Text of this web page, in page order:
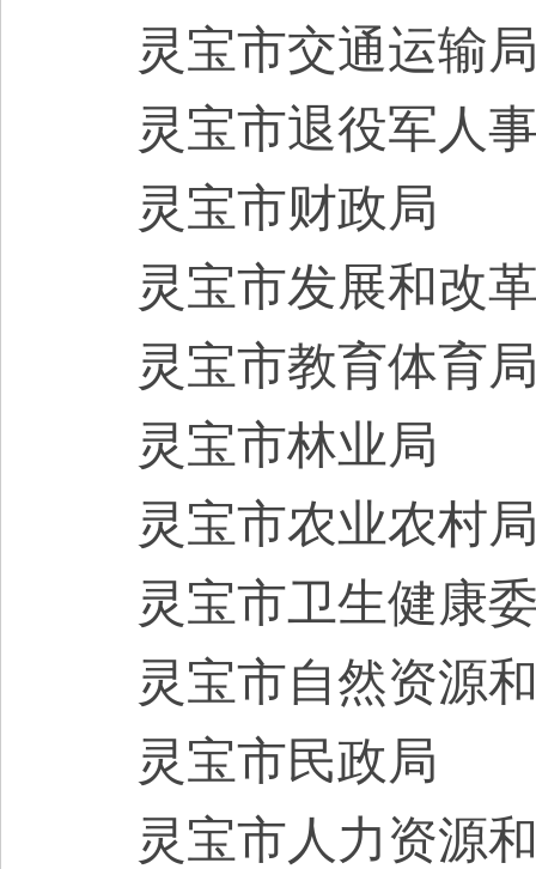
灵宝市交通运输
灵宝市退役军人
灵宝市财政局
灵宝市发展和改
灵宝市教育体育
灵宝市林业局
灵宝市农业农村
灵宝市卫生健康
灵宝市自然资源
灵宝市民政局
灵宝市人力资源